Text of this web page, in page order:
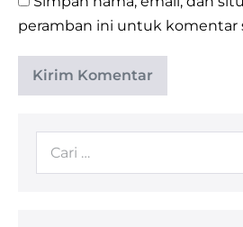
peramban ini untuk komentar